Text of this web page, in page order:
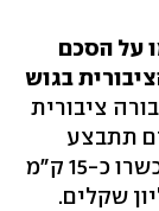
על הסכם
בגוש
ציבורית
תתבצע
במספר שלבים, כאשר בראשון שבהם יוכשרו כ-15 ק"מ
מוערכת של כ-340 מיליון שקלים.